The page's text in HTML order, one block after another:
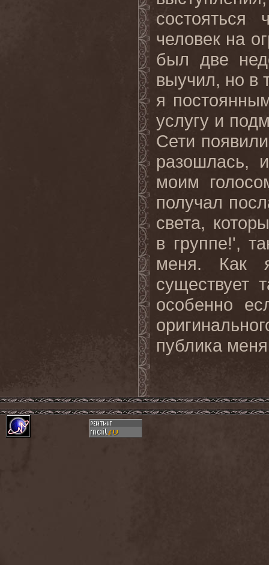
человек на
был две
выучил, но в
я
услугу и
Сети
разошлась,
моим
получал
света,
в группе!',
меня. Как
существует
особенно
публика